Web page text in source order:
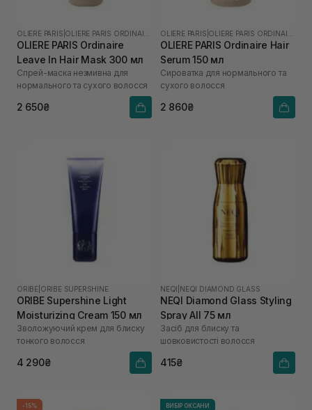
OLIERE PARIS
OLIERE PARIS Ordinaire
Leave In Hair Mask 300 мл
Спрей-маска незмивна для
нормального та сухого волосся
2 650₴
OLIERE PARIS
OLIERE PARIS Ordinaire Hair
Serum 150 мл
Сироватка для нормального та
сухого волосся
2 860₴
ORIBE ORIBE SUPERSHINE
ORIBE Supershine Light
Moisturizing Cream 150 мл
Зволожуючий крем для блиску
тонкого волосся
4 290₴
NEQI NEQI DIAMOND GLASS
NEQI Diamond Glass Styling
Spray All 75 мл
Засіб для блиску та
шовковистості волосся
415₴
-15%
ВИБІР ОКСАНИ